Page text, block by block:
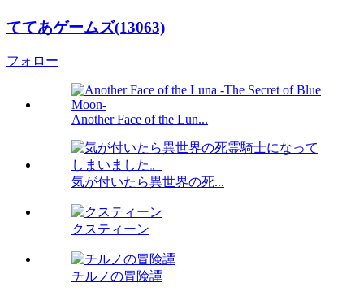
ててあゲームズ(13063)
フォロー
Another Face of the Lun...
気が付いたら異世界の死...
クスティーン
チルノの冒険譚